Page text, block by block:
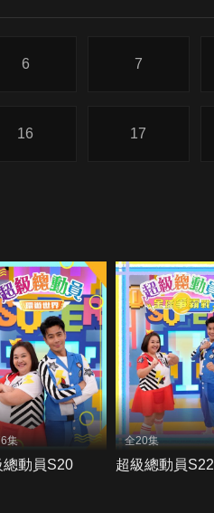
6 7
16 17
集
總動員S20
全20集
超級總動員S22